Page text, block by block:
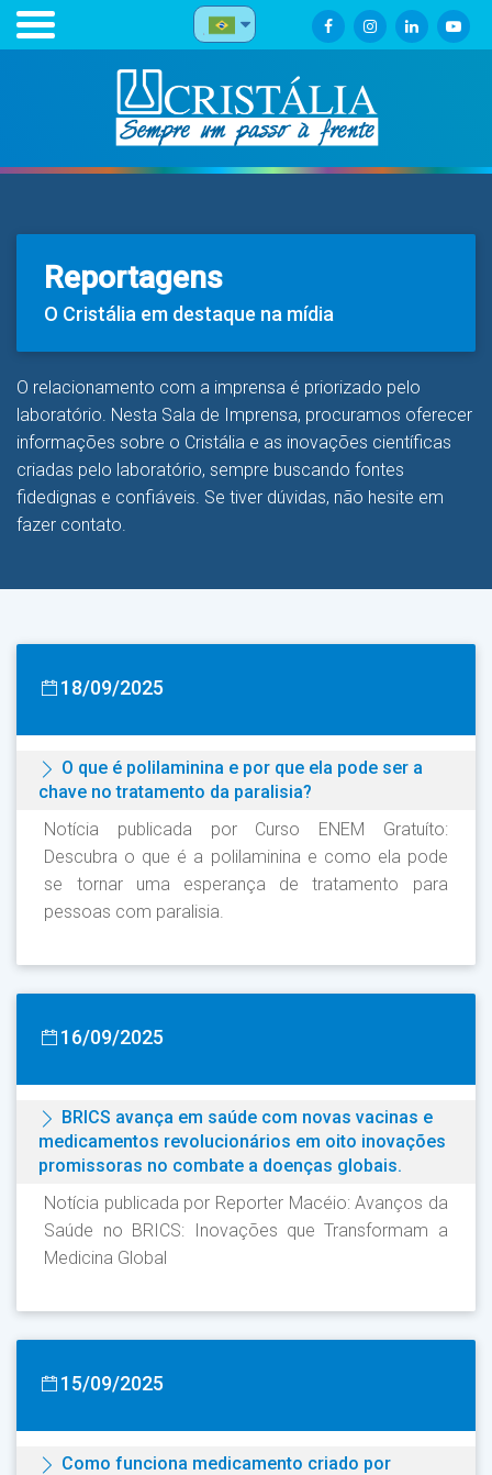
Reportagens
O Cristália em destaque na mídia
O relacionamento com a imprensa é priorizado pelo
laboratório. Nesta Sala de Imprensa, procuramos oferecer
informações sobre o Cristália e as inovações científicas
criadas pelo laboratório, sempre buscando fontes
fidedignas e confiáveis. Se tiver dúvidas, não hesite em
fazer contato.
18/09/2025
O que é polilaminina e por que ela pode ser a
chave no tratamento da paralisia?
Notícia publicada por Curso ENEM Gratuíto:
Descubra o que é a polilaminina e como ela pode
se tornar uma esperança de tratamento para
pessoas com paralisia.
16/09/2025
BRICS avança em saúde com novas vacinas e
medicamentos revolucionários em oito inovações
promissoras no combate a doenças globais.
Notícia publicada por Reporter Macéio: Avanços da
Saúde no BRICS: Inovações que Transformam a
Medicina Global
15/09/2025
Como funciona medicamento criado por